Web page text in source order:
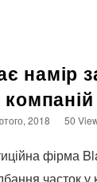
намір
компаній
2018 50
фірма